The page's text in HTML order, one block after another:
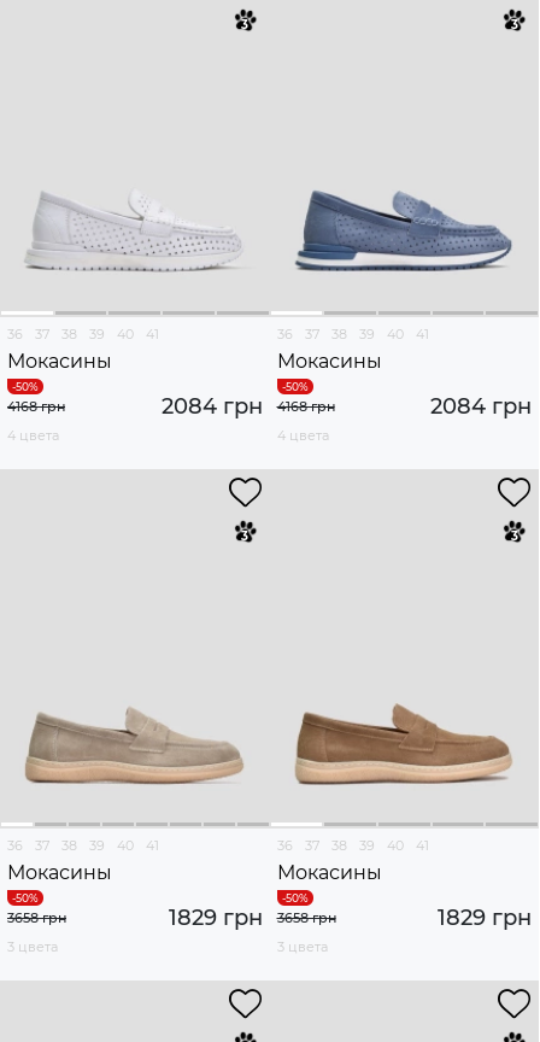
36 37 38 39 40 41
Мокасины
2084 грн
4168 грн
4 цвета
36 37 38 39 40 41
Мокасины
2084 грн
4168 грн
4 цвета
36 37 38 39 40 41
Мокасины
1829 грн
3658 грн
3 цвета
36 37 38 39 40 41
Мокасины
1829 грн
3658 грн
3 цвета